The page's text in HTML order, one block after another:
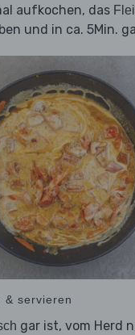
aufkochen, das
und in ca. 5Min.
& servieren
gar ist, vom Herd